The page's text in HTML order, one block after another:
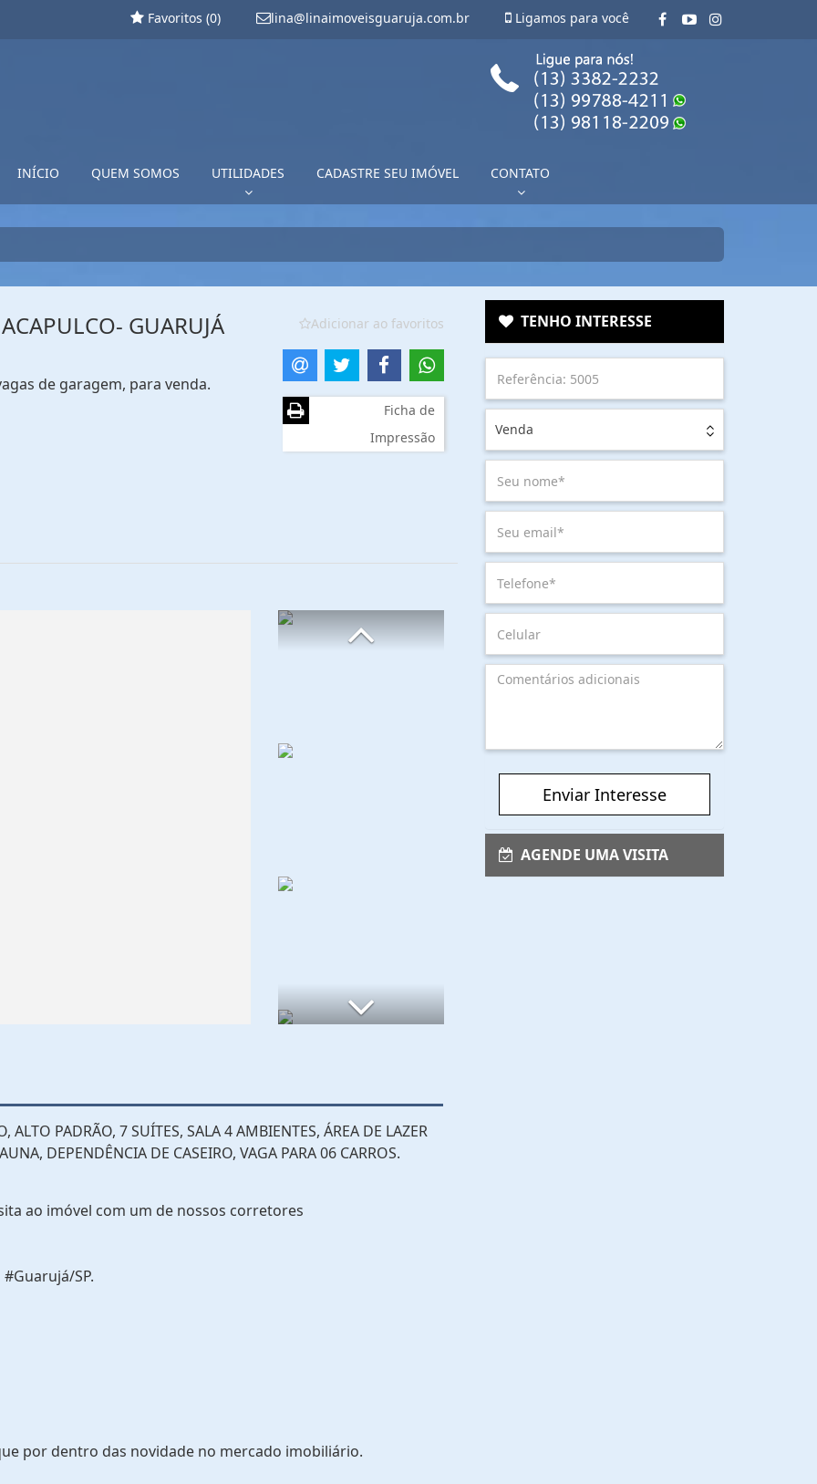
Ligamos para você
lina@linaimoveisguaruja.com.br
Favoritos (0)
INÍCIO QUEM SOMOS UTILIDADES CADASTRE SEU IMÓVEL CONTATO
GUARUJÁ
de garagem, para venda.
Adicionar ao favoritos
Ficha de
Impressão
PADRÃO, 7 SUÍTES, SALA 4 AMBIENTES, ÁREA DE LAZER
DEPENDÊNCIA DE CASEIRO, VAGA PARA 06 CARROS.
ao imóvel com um de nossos corretores
SP.
por dentro das novidade no mercado imobiliário.
TENHO INTERESSE
Venda
Enviar Interesse
AGENDE UMA VISITA